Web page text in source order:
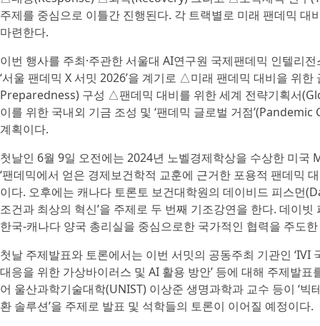
주제를 중심으로 이틀간 진행된다. 각 트랙별로 미래 팬데믹 대
마련한다.
이번 행사를 주최·주관한 서울대 AI연구원 국제팬데믹 인텔리
‘서울 팬데믹 X 서밋 2026’을 계기로 △미래 팬데믹 대비을 위
Preparedness) 구성 △팬데믹 대비를 위한 세계 전략기획서
이를 위한 국내외 기금 조성 및 ‘팬데믹 글로벌 거점
계획이다.
첫날인 6월 9일 오전에는 2024년 노벨경제학상을 수상한 미
‘팬데믹에서 얻은 경제보건학적 교훈에 근거한 포용적 팬데믹
이다. 오후에는 캐나다 토론토 보건대학원의 데이비드 피스먼
조건과 최상의 혁신’을 주제로 두 번째 기조강연을 한다. 데이
한국-캐나다 양국 총리실을 중심으로한 국가적인 협력을 주도
첫날 주제발표와 토론에서는 이번 서밋의 공동주최 기관인 ‘IVI
대응을 위한 가상바이러스 및 AI 활용 방안’ 등에 대해 주제발
어 울산과학기술대학(UNIST) 이상준 생명과학과 교수 등이 ‘
환 솔루션’을 주제로 발표 및 석학들의 토론이 이어질 예정이다.